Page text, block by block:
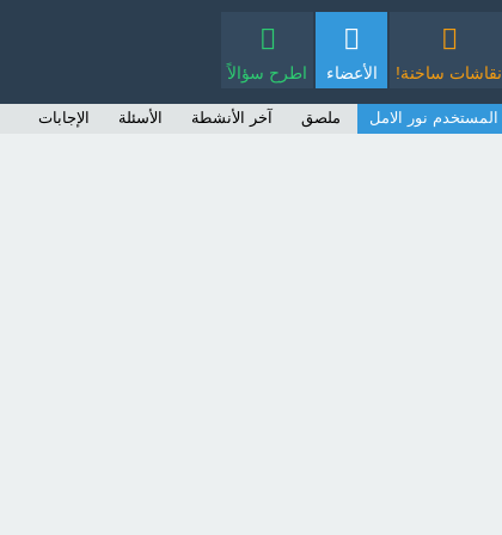
نقاشات ساخنة! الأعضاء اطرح سؤالاً
المستخدم نور الامل ملصق آخر الأنشطة الأسئلة الإجابات